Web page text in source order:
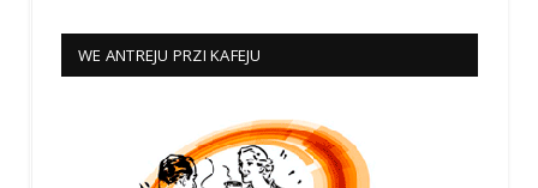
WE ANTREJU PRZI KAFEJU